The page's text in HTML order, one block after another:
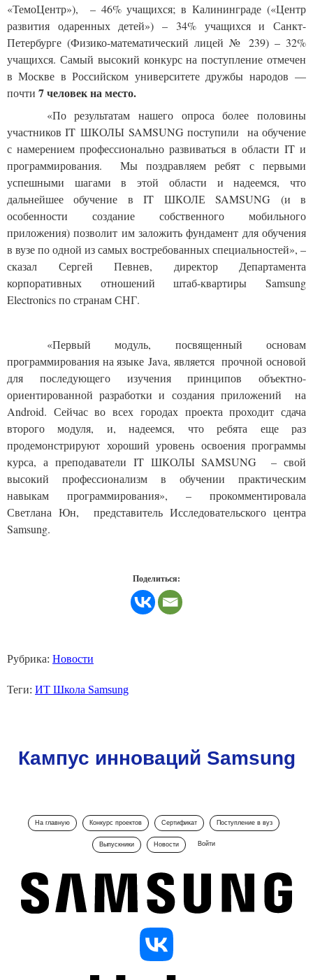
«ТемоЦентр»), – 46% учащихся; в Калининграде («Центр
развития одаренных детей») – 34% учащихся и Санкт-
Петербурге (Физико-математический лицей № 239) – 32%
учащихся. Самый высокий конкурс на поступление отмечен
в Москве в Российском университете дружбы народов —
почти 7 человек на место.
«По результатам нашего опроса более половины
участников IT ШКОЛЫ SAMSUNG поступили на обучение
с намерением профессионально развиваться в области IT и
программирования. Мы поздравляем ребят с первыми
успешными шагами в этой области и надеемся, что
дальнейшее обучение вIT ШКОЛЕSAMSUNG
(и в
особенности создание собственного мобильного
приложения) позволит им заложить фундамент для обучения
в вузе по одной из самых востребованных специальностей», –
сказал Сергей Певнев, директор Департамента
корпоративных отношений штаб-квартиры Samsung
Electronics по странам СНГ.
«Первый модуль, посвященный основам
программирования на языке Java, является прочной основой
для последующего изучения принципов объектно-
ориентированной разработки и создания приложений на
Android. Сейчас во всех городах проекта проходит сдача
второго модуля, и, надеемся, что ребята еще раз
продемонстрируют хороший уровень освоения программы
курса, а преподаватели IT ШКОЛЫ SAMSUNG – свой
высокий профессионализм в обучении практическим
навыкам программирования», – прокомментировала
Светлана Юн, представитель Исследовательского центра
Samsung.
Поделиться:
Рубрика: Новости
Теги: ИТ Школа Samsung
Кампус инноваций Samsung
На главную Конкурс проектов Сертификат Поступление в вуз
Выпускники Новости Войти